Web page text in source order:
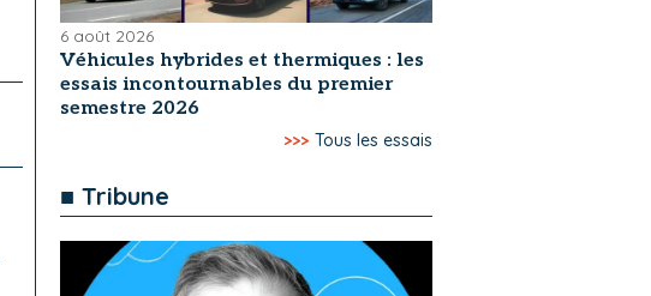
6 août 2026
Véhicules hybrides et thermiques : les
essais incontournables du premier
semestre 2026
>>> Tous les essais
■ Tribune